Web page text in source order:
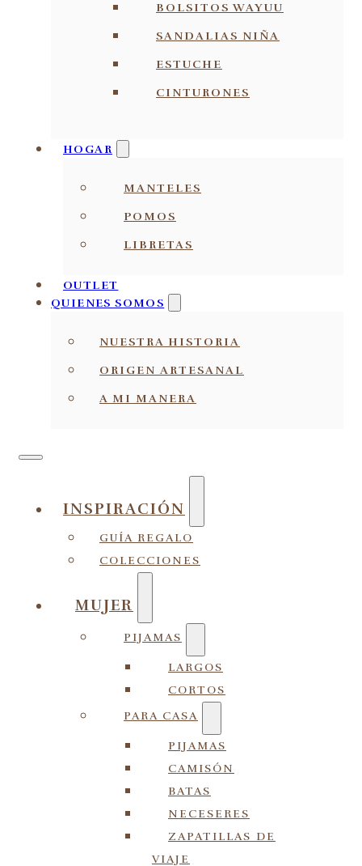
BOLSITOS WAYUU
SANDALIAS NIÑA
ESTUCHE
CINTURONES
HOGAR
MANTELES
POMOS
LIBRETAS
OUTLET
QUIENES SOMOS
NUESTRA HISTORIA
ORIGEN ARTESANAL
A MI MANERA
INSPIRACIÓN
GUÍA REGALO
COLECCIONES
MUJER
PIJAMAS
LARGOS
CORTOS
PARA CASA
PIJAMAS
CAMISÓN
BATAS
NECESERES
ZAPATILLAS DE
VIAJE